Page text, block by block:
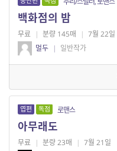
백화점의 밤
무료 | 분량 145매 | 7월 22일
멀두 | 일반작가
엽편 독점 로맨스
아무래도
무료 | 분량 23매 | 7월 21일